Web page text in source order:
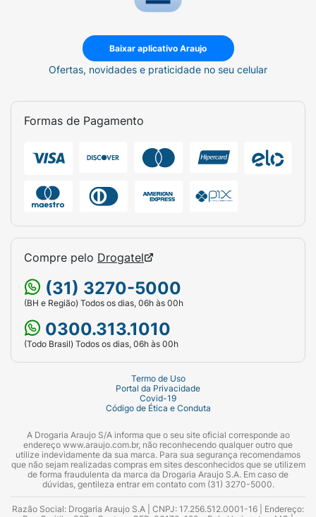
Baixar aplicativo Araujo
Ofertas, novidades e praticidade no seu celular
Formas de Pagamento
Compre pelo Drogatel
(31) 3270-5000
(BH e Região) Todos os dias, 06h às 00h
0300.313.1010
(Todo Brasil) Todos os dias, 06h às 00h
Termo de Uso
Portal da Privacidade
Covid-19
Código de Ética e Conduta
A Drogaria Araujo S/A informa que o seu site oficial corresponde ao
endereço www.araujo.com.br, não reconhecendo qualquer outro que
utilize indevidamente da sua marca. Para sua segurança recomendamos
que não sejam realizadas compras em sites desconhecidos que se utilizem
de forma fraudulenta da marca da Drogaria Araujo S.A. Em caso de
dúvidas, gentileza entrar em contato com (31) 3270-5000.
Razão Social: Drogaria Araujo S.A | CNPJ: 17.256.512.0001-16 | Endereço: